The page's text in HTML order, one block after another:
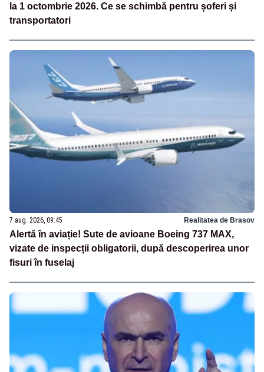
la 1 octombrie 2026. Ce se schimbă pentru șoferi și
transportatori
7 aug. 2026, 09:45 Realitatea de Brasov
Alertă în aviație! Sute de avioane Boeing 737 MAX,
vizate de inspecții obligatorii, după descoperirea unor
fisuri în fuselaj